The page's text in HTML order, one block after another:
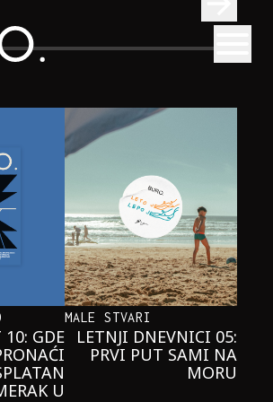
PROIZVOD KOJI
SA POLICE U
10: GDE
U
MALE STVARI
LETNJI DNEVNICI 05:
PRVI PUT SAMI NA
MORU